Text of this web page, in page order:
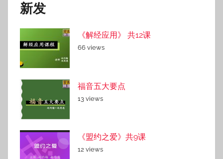
新发
《解经应用》 共12课
66 views
福音五大要点
13 views
《盟约之爱》共9课
12 views